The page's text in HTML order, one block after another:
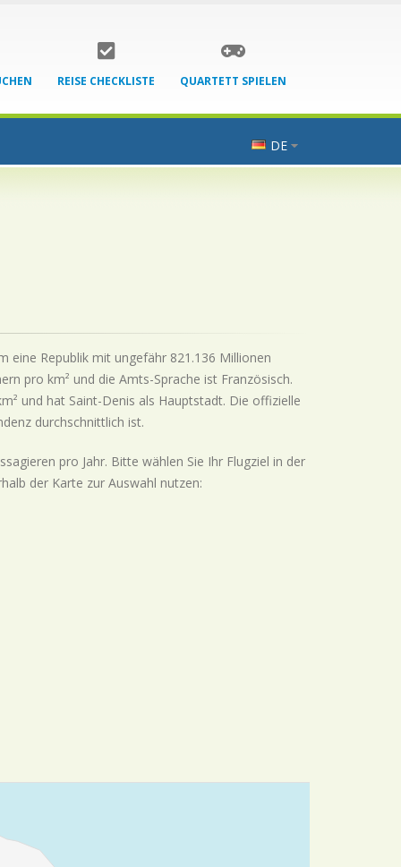
REISE CHECKLISTE QUARTETT SPIELEN
DE
eine Republik mit ungefähr 821.136 Millionen
pro km² und die Amts-Sprache ist Französisch.
und hat Saint-Denis als Hauptstadt. Die offizielle
durchschnittlich ist.
pro Jahr. Bitte wählen Sie Ihr Flugziel in der
der Karte zur Auswahl nutzen: